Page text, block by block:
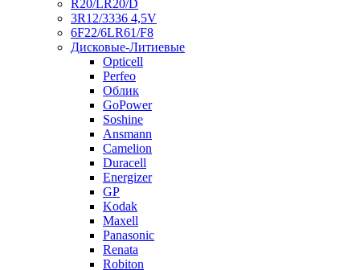
R20/LR20/D
3R12/3336 4,5V
6F22/6LR61/F8
Дисковые-Литиевые
Opticell
Perfeo
Облик
GoPower
Soshine
Ansmann
Camelion
Duracell
Energizer
GP
Kodak
Maxell
Panasonic
Renata
Robiton